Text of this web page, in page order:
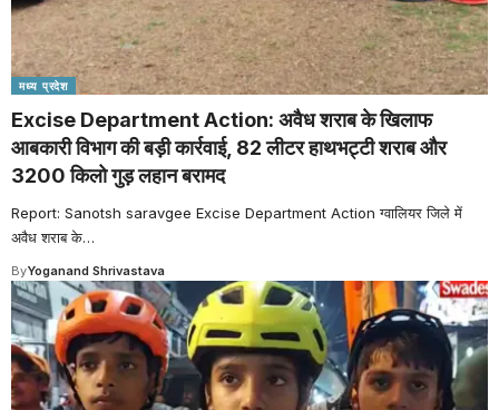
मध्य प्रदेश
Excise Department Action: अवैध शराब के खिलाफ
आबकारी विभाग की बड़ी कार्रवाई, 82 लीटर हाथभट्टी शराब और
3200 किलो गुड़ लहान बरामद
Report: Sanotsh saravgee Excise Department Action ग्वालियर जिले में
अवैध शराब के…
ByYoganand Shrivastava